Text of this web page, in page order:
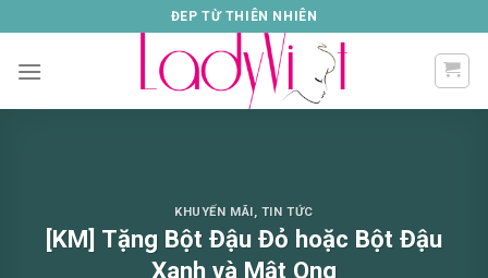
to
content
ĐEP TỪ THIÊN NHIÊN
KHUYẾN MÃI, TIN TỨC
[KM] Tặng Bột Đậu Đỏ hoặc Bột Đậu
Xanh và Mật Ong